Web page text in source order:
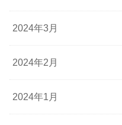
2024年3月
2024年2月
2024年1月